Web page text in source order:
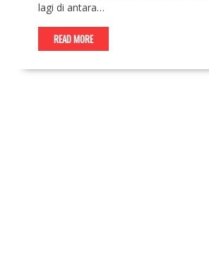
lagi di antara…
READ MORE